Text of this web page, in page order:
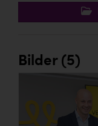
Bilder (5)